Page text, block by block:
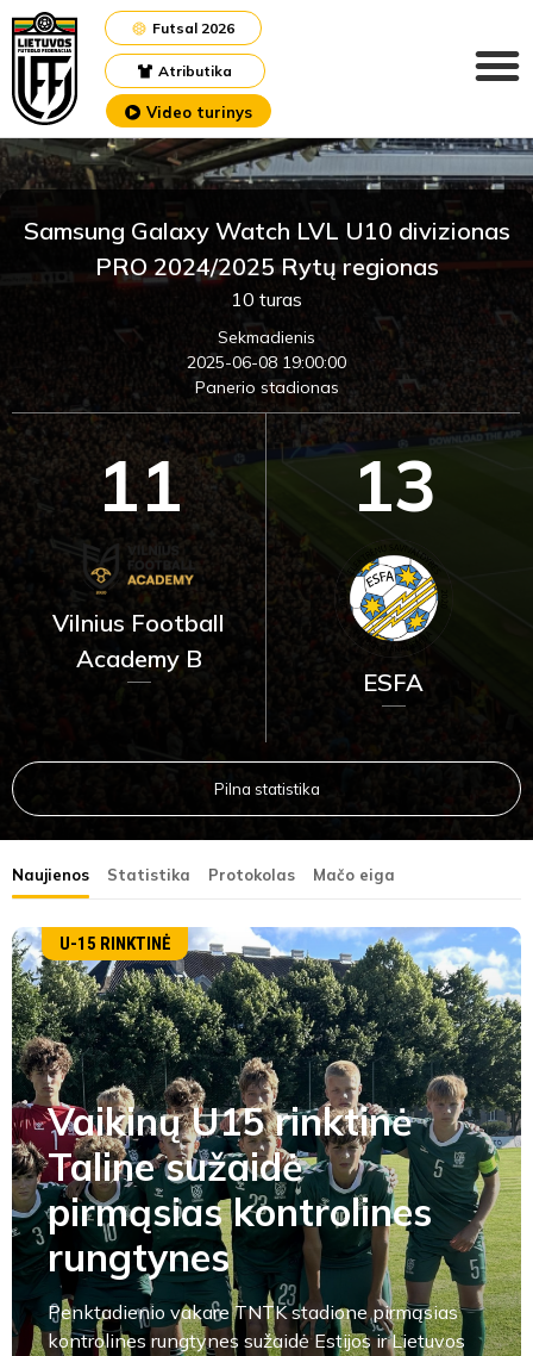
Atributika
Futsal 2026
Video turinys
Samsung Galaxy Watch LVL U10 divizionas
PRO 2024/2025 Rytų regionas
10 turas
Sekmadienis
2025-06-08 19:00:00
Panerio stadionas
11
Vilnius Football
Academy B
13
ESFA
Pilna statistika
Naujienos Statistika Protokolas Mačo eiga
U-15 RINKTINĖ
Vaikinų U15 rinktinė
Taline sužaidė
pirmąsias kontrolines
rungtynes
Penktadienio vakare TNTK stadione pirmąsias
kontrolines rungtynes sužaidė Estijos ir Lietuvos